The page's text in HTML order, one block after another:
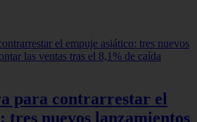
para contrarrestar el
tres nuevos lanzamientos